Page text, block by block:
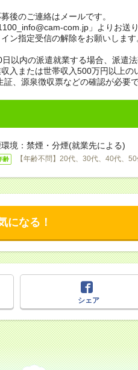
後のご連絡はメールです。
com.jp」よりお送り
イン指定受信の解除をお願いします
以内の派遣就業する場合、派遣法
入または世帯収入500万円以上の
証、源泉徴収票などの確認が必要
境：禁煙・分煙(就業先による)
齢 【年齢不問】20代、30代、40代、
になる！
シェア